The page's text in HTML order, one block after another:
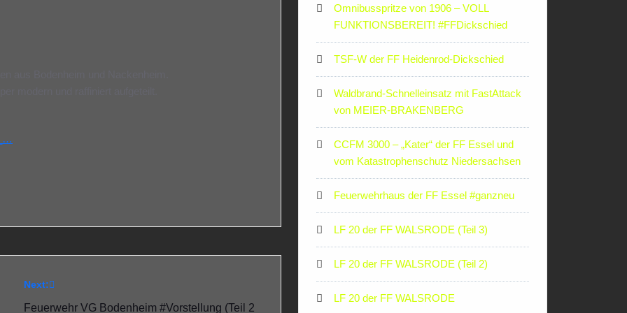
Next:
Feuerwehr VG Bodenheim #Vorstellung (Teil 2
Omnibusspritze von 1906 – VOLL
FUNKTIONSBEREIT! #FFDickschied
TSF-W der FF Heidenrod-Dickschied
Waldbrand-Schnelleinsatz mit FastAttack
von MEIER-BRAKENBERG
CCFM 3000 – „Kater“ der FF Essel und
vom Katastrophenschutz Niedersachsen
Feuerwehrhaus der FF Essel #ganzneu
LF 20 der FF WALSRODE (Teil 3)
LF 20 der FF WALSRODE (Teil 2)
LF 20 der FF WALSRODE